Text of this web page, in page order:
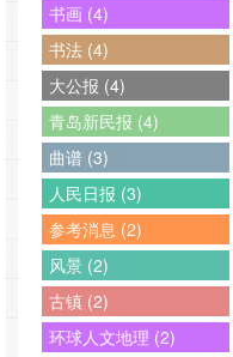
书画 (4)
书法 (4)
大公报 (4)
青岛新民报 (4)
曲谱 (3)
人民日报 (3)
参考消息 (2)
风景 (2)
古镇 (2)
环球人文地理 (2)